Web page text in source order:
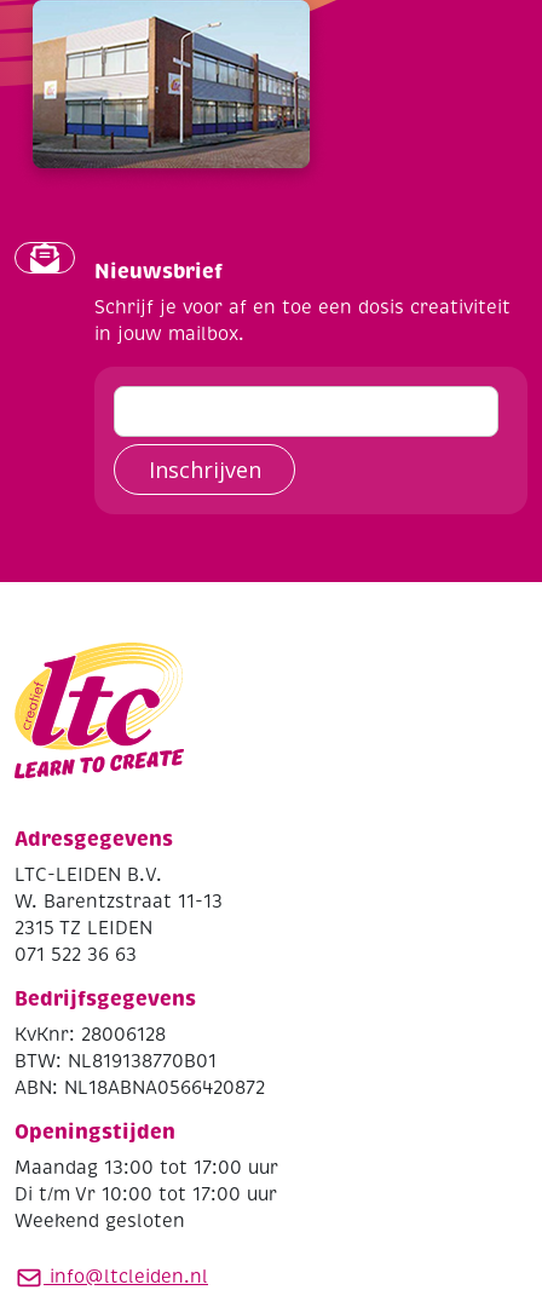
Nieuwsbrief
Schrijf je voor af en toe een dosis creativiteit
in jouw mailbox.
Inschrijven
Adresgegevens
LTC-LEIDEN B.V.
W. Barentzstraat 11-13
2315 TZ LEIDEN
071 522 36 63
Bedrijfsgegevens
KvKnr: 28006128
BTW: NL819138770B01
ABN: NL18ABNA0566420872
Openingstijden
Maandag 13:00 tot 17:00 uur
Di t/m Vr 10:00 tot 17:00 uur
Weekend gesloten
info@ltcleiden.nl